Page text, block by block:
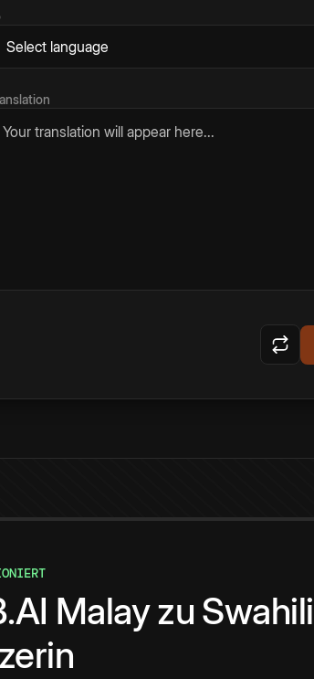
Your translation will appear here...
Malayzu Swahili